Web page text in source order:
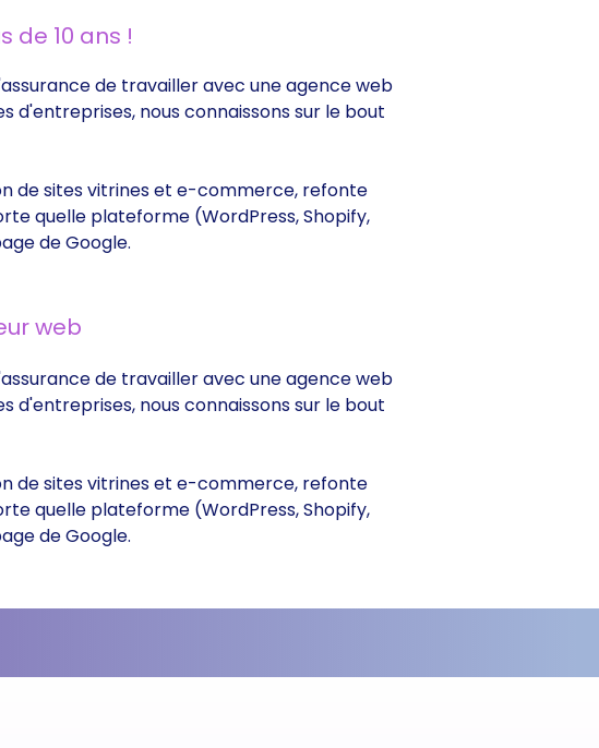
de 10 ans !
de travailler avec une agence web
d'entreprises, nous connaissons sur le bout
de sites vitrines et e-commerce, refonte
quelle plateforme (WordPress, Shopify,
de Google.
web
de travailler avec une agence web
d'entreprises, nous connaissons sur le bout
de sites vitrines et e-commerce, refonte
quelle plateforme (WordPress, Shopify,
de Google.